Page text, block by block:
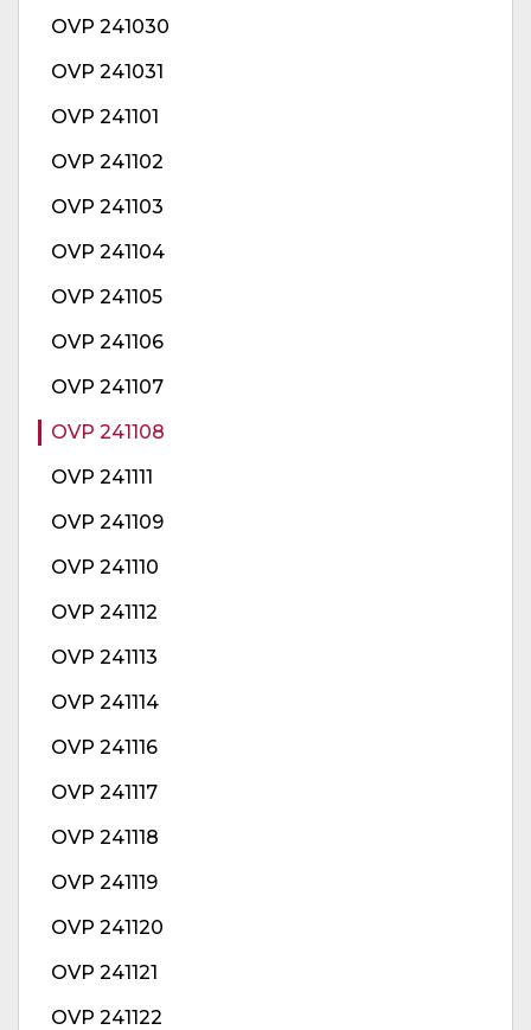
OVP 241030
OVP 241031
OVP 241101
OVP 241102
OVP 241103
OVP 241104
OVP 241105
OVP 241106
OVP 241107
OVP 241108
OVP 241111
OVP 241109
OVP 241110
OVP 241112
OVP 241113
OVP 241114
OVP 241116
OVP 241117
OVP 241118
OVP 241119
OVP 241120
OVP 241121
OVP 241122